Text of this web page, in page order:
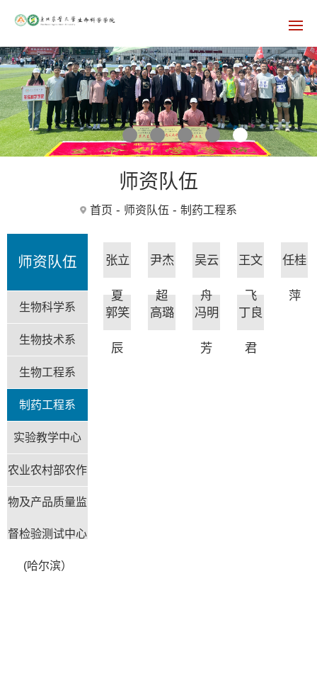
师资队伍
首页 - 师资队伍 - 制药工程系
师资队伍
生物科学系
生物技术系
生物工程系
制药工程系
实验教学中心
农业农村部农作
物及产品质量监
督检验测试中心
(哈尔滨）
张立
夏
尹杰
超
吴云
舟
王文
飞
任桂
萍
郭笑
辰
高璐 冯明
芳
丁良
君